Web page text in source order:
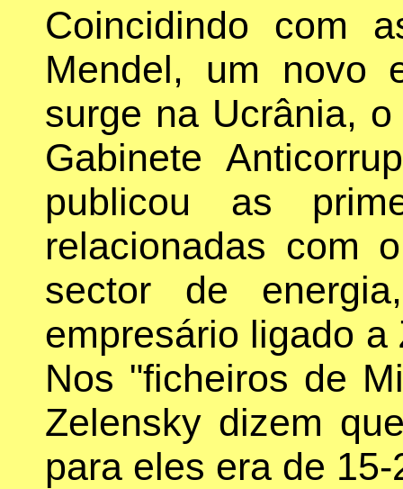
Coincidindo com
Mendel, um novo
surge na Ucrânia,
Gabinete
publicou as
relacionadas com
sector de
empresário ligado a
Nos "ficheiros de
Zelensky dizem
para eles era de 15-